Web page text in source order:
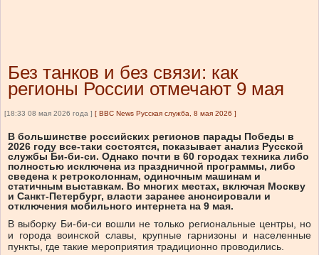
Без танков и без связи: как
регионы России отмечают 9 мая
[18:33 08 мая 2026 года ] [ BBC News Русская служба, 8 мая 2026 ]
В большинстве российских регионов парады Победы в
2026 году все-таки состоятся, показывает анализ Русской
службы Би-би-си. Однако почти в 60 городах техника либо
полностью исключена из праздничной программы, либо
сведена к ретроколоннам, одиночным машинам и
статичным выставкам. Во многих местах, включая Москву
и Санкт-Петербург, власти заранее анонсировали и
отключения мобильного интернета на 9 мая.
В выборку Би-би-си вошли не только региональные центры, но
и города воинской славы, крупные гарнизоны и населенные
пункты, где такие мероприятия традиционно проводились.